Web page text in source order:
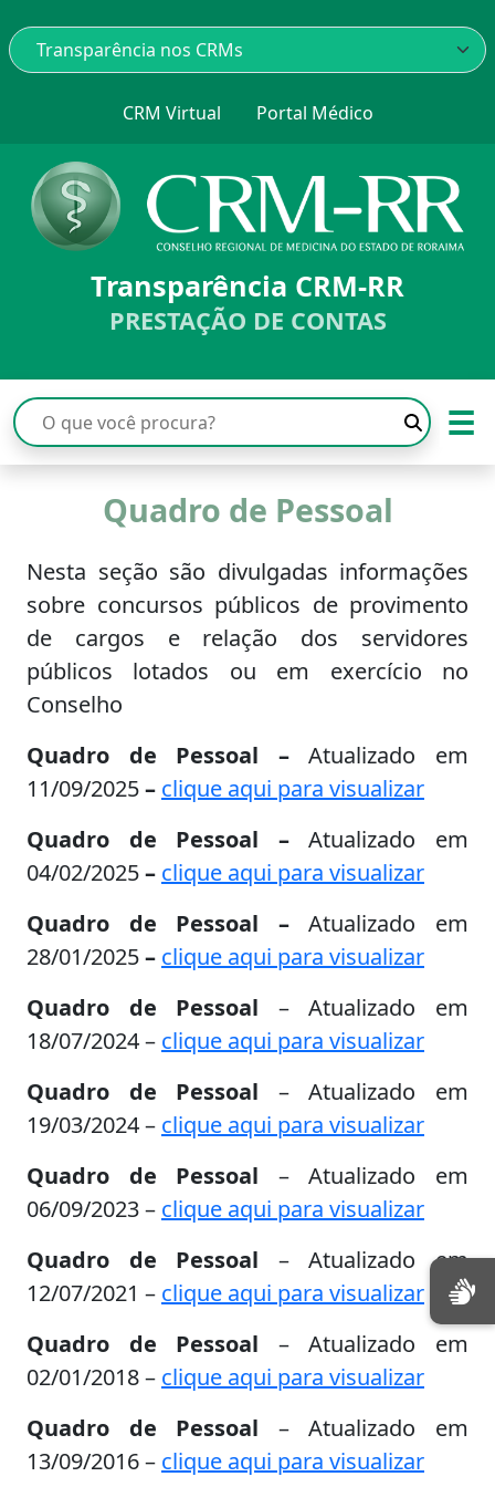
CRM Virtual Portal Médico
Transparência CRM-RR
PRESTAÇÃO DE CONTAS
☰
Quadro de Pessoal
Nesta seção são divulgadas informações
sobre concursos públicos de provimento
de cargos e relação dos servidores
públicos lotados ou em exercício no
Conselho
Quadro de Pessoal –Atualizado em
11/09/2025– clique aqui para visualizar
Quadro de Pessoal –Atualizado em
04/02/2025– clique aqui para visualizar
Quadro de Pessoal –Atualizado em
28/01/2025– clique aqui para visualizar
Quadro de Pessoal – Atualizado em
18/07/2024 – clique aqui para visualizar
Quadro de Pessoal – Atualizado em
19/03/2024 – clique aqui para visualizar
Quadro de Pessoal – Atualizado em
06/09/2023 – clique aqui para visualizar
Quadro de Pessoal – Atualizado em
12/07/2021 – clique aqui para visualizar
Quadro de Pessoal – Atualizado em
02/01/2018 – clique aqui para visualizar
Quadro de Pessoal – Atualizado em
13/09/2016 – clique aqui para visualizar